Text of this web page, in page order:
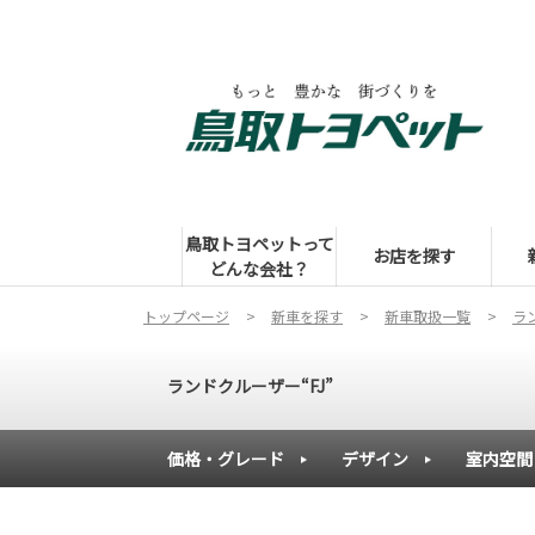
鳥取トヨペットって
どんな会社？
お店を探す
トップページ 新車を探す 新車取扱一覧 ラ
ランドクルーザー“FJ”
価格・グレード デザイン 室内空間